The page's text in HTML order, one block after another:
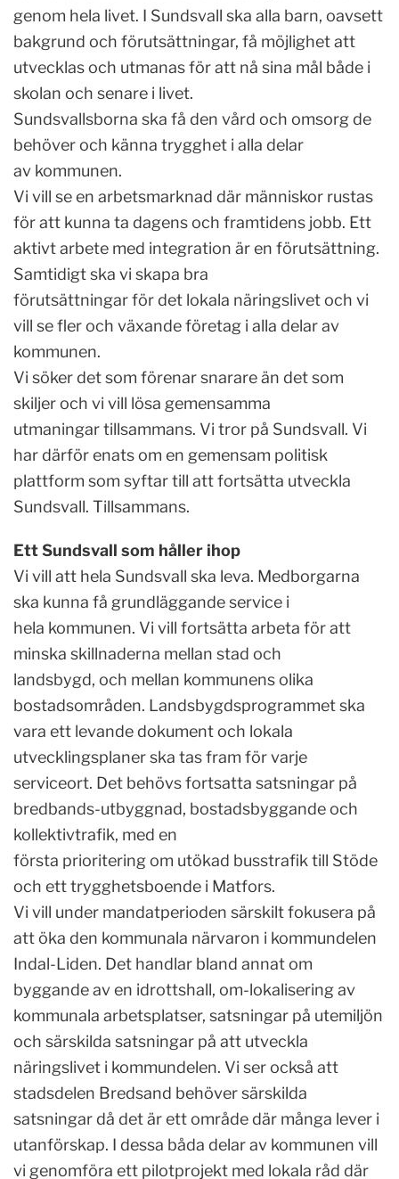
genom hela livet. I Sundsvall ska alla barn, oavsett
bakgrund och förutsättningar, få möjlighet att
utvecklas och utmanas för att nå sina mål både i
skolan och senare i livet.
Sundsvallsborna ska få den vård och omsorg de
behöver och känna trygghet i alla delar
av kommunen.
Vi vill se en arbetsmarknad där människor rustas
för att kunna ta dagens och framtidens jobb. Ett
aktivt arbete med integration är en förutsättning.
Samtidigt ska vi skapa bra
förutsättningar för det lokala näringslivet och vi
vill se fler och växande företag i alla delar av
kommunen.
Vi söker det som förenar snarare än det som
skiljer och vi vill lösa gemensamma
utmaningar tillsammans. Vi tror på Sundsvall. Vi
har därför enats om en gemensam politisk
plattform som syftar till att fortsätta utveckla
Sundsvall. Tillsammans.
Ett Sundsvall som håller ihop
Vi vill att hela Sundsvall ska leva. Medborgarna
ska kunna få grundläggande service i
hela kommunen. Vi vill fortsätta arbeta för att
minska skillnaderna mellan stad och
landsbygd, och mellan kommunens olika
bostadsområden. Landsbygdsprogrammet ska
vara ett levande dokument och lokala
utvecklingsplaner ska tas fram för varje
serviceort. Det behövs fortsatta satsningar på
bredbands-utbyggnad, bostadsbyggande och
kollektivtrafik, med en
första prioritering om utökad busstrafik till Stöde
och ett trygghetsboende i Matfors.
Vi vill under mandatperioden särskilt fokusera på
att öka den kommunala närvaron i kommundelen
Indal-Liden. Det handlar bland annat om
byggande av en idrottshall, om-lokalisering av
kommunala arbetsplatser, satsningar på utemiljön
och särskilda satsningar på att utveckla
näringslivet i kommundelen. Vi ser också att
stadsdelen Bredsand behöver särskilda
satsningar då det är ett område där många lever i
utanförskap. I dessa båda delar av kommunen vill
vi genomföra ett pilotprojekt med lokala råd där